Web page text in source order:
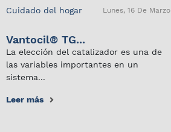
Cuidado del hogar Lunes, 16 De Marzo
Vantocil® TG...
La elección del catalizador es una de
las variables importantes en un
sistema...
Leer más